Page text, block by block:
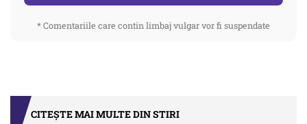
* Comentariile care contin limbaj vulgar vor fi suspendate
CITEȘTE MAI MULTE DIN STIRI